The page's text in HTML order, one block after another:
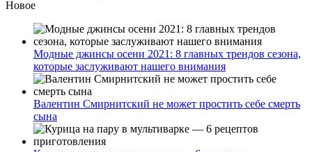
Новое
Модные джинсы осени 2021: 8 главных трендов сезона,
которые заслуживают нашего внимания
Валентин Смирнитский не может простить себе смерть
сына